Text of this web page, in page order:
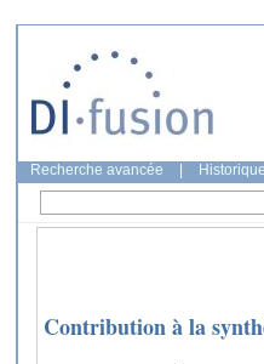
Recherche avancée
Contribution à la